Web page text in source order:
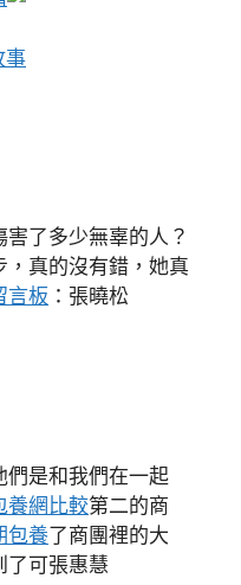
事
了多少無辜的人？
，真的沒有錯，她真
言板 ：張曉松
們是和我們在一起
養網比較第二的商
包養了商團裡的大
了可張惠慧